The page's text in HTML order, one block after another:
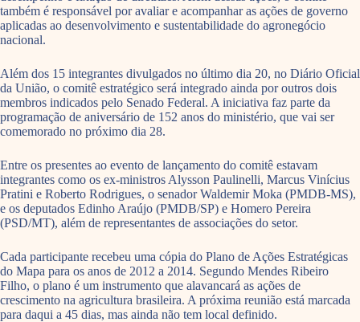
também é responsável por avaliar e acompanhar as ações de governo
aplicadas ao desenvolvimento e sustentabilidade do agronegócio
nacional.
Além dos 15 integrantes divulgados no último dia 20, no Diário Oficial
da União, o comitê estratégico será integrado ainda por outros dois
membros indicados pelo Senado Federal. A iniciativa faz parte da
programação de aniversário de 152 anos do ministério, que vai ser
comemorado no próximo dia 28.
Entre os presentes ao evento de lançamento do comitê estavam
integrantes como os ex-ministros Alysson Paulinelli, Marcus Vinícius
Pratini e Roberto Rodrigues, o senador Waldemir Moka (PMDB-MS),
e os deputados Edinho Araújo (PMDB/SP) e Homero Pereira
(PSD/MT), além de representantes de associações do setor.
Cada participante recebeu uma cópia do Plano de Ações Estratégicas
do Mapa para os anos de 2012 a 2014. Segundo Mendes Ribeiro
Filho, o plano é um instrumento que alavancará as ações de
crescimento na agricultura brasileira. A próxima reunião está marcada
para daqui a 45 dias, mas ainda não tem local definido.